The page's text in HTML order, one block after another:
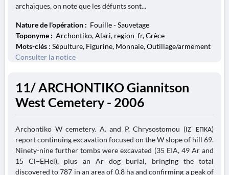
archaïques, on note que les défunts sont...
Nature de l'opération : Fouille - Sauvetage
Toponyme : Archontiko, Alari, region_fr, Grèce
Mots-clés : Sépulture, Figurine, Monnaie, Outillage/armement
Consulter la notice
11/ ARCHONTIKO Giannitson
West Cemetery - 2006
Archontiko W cemetery. A. and P. Chrysostomou (ΙΖ' ΕΠΚΑ)
report continuing excavation focused on the W slope of hill 69.
Ninety-nine further tombs were excavated (35 EIA, 49 Ar and
15 Cl−EHel), plus an Ar dog burial, bringing the total
discovered to 787 in an area of 0.8 ha and confirming a peak of